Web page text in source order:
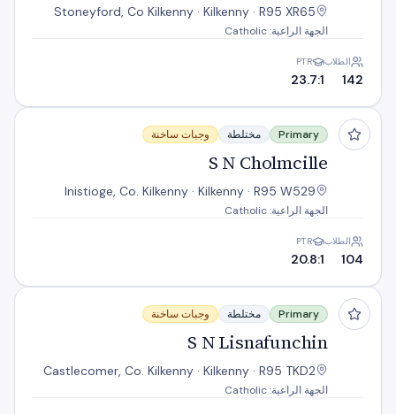
Stoneyford, Co Kilkenny · Kilkenny · R95 XR65
الجهة الراعية: Catholic
الطلاب
142
PTR
23.7:1
S N Cholmcille
Primary مختلطة وجبات ساخنة
S N Cholmcille
Inistioge, Co. Kilkenny · Kilkenny · R95 W529
الجهة الراعية: Catholic
الطلاب
104
PTR
20.8:1
S N Lisnafunchin
Primary مختلطة وجبات ساخنة
S N Lisnafunchin
Castlecomer, Co. Kilkenny · Kilkenny · R95 TKD2
الجهة الراعية: Catholic